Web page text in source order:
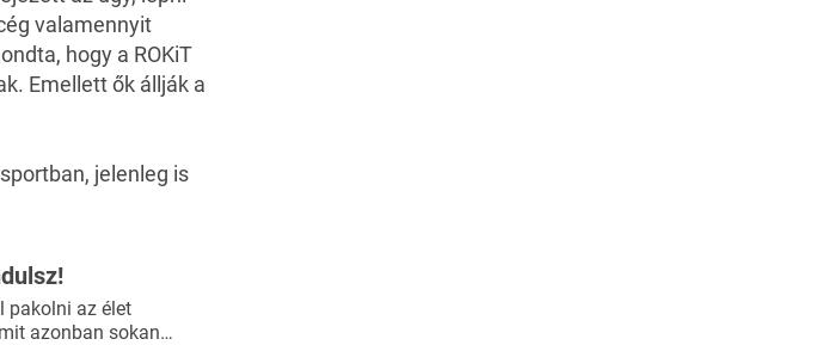
valamennyit
hogy a ROKiT
Emellett ők állják a
jelenleg is
pakolni az élet
azonban sokan…